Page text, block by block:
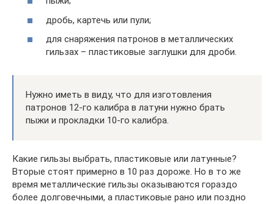
дробь, картечь или пули;
для снаряжения патронов в металлических
гильзах – пластиковые заглушки для дроби.
Нужно иметь в виду, что для изготовления
патронов 12-го калибра в латуни нужно брать
пыжи и прокладки 10-го калибра.
Какие гильзы выбрать, пластиковые или латунные?
Вторые стоят примерно в 10 раз дороже. Но в то же
время металлические гильзы оказываются гораздо
более долговечными, а пластиковые рано или поздно